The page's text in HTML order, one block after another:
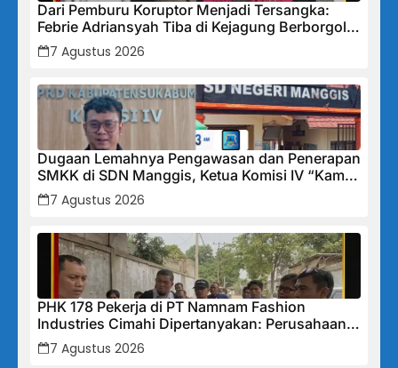
Dari Pemburu Koruptor Menjadi Tersangka:
Febrie Adriansyah Tiba di Kejagung Berborgol,
Bawa Map Biru dan Senyum Penuh Teka-teki
7 Agustus 2026
Dugaan Lemahnya Pengawasan dan Penerapan
SMKK di SDN Manggis, Ketua Komisi IV “Kami
Tidak Akan Segan Menindak”
7 Agustus 2026
PHK 178 Pekerja di PT Namnam Fashion
Industries Cimahi Dipertanyakan: Perusahaan
Klaim Rugi, Laporan Keuangan Justru
Tunjukkan Penurunan Laba.
7 Agustus 2026